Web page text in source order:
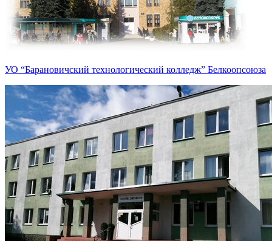
УО “Барановичский технологический колледж” Белкоопсоюза